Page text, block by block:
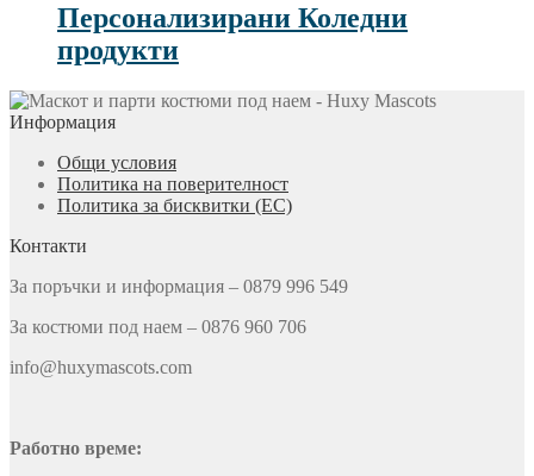
Персонализирани Коледни
продукти
Информация
Общи условия
Политика на поверителност
Политика за бисквитки (ЕС)
Контакти
За поръчки и информация – 0879 996 549
За костюми под наем – 0876 960 706
info@huxymascots.com
Работно време: